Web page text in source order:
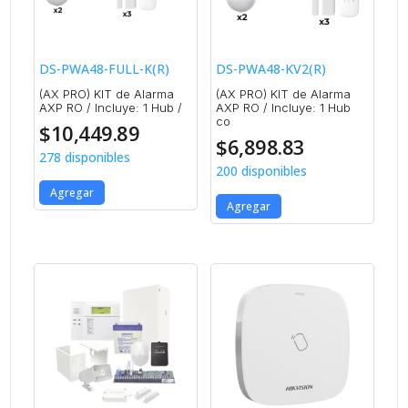
DS-PWA48-FULL-K(R)
(AX PRO) KIT de Alarma
AXP RO / Incluye: 1 Hub /
$10,449.89
278 disponibles
Agregar
DS-PWA48-KV2(R)
(AX PRO) KIT de Alarma
AXP RO / Incluye: 1 Hub
co
$6,898.83
200 disponibles
Agregar